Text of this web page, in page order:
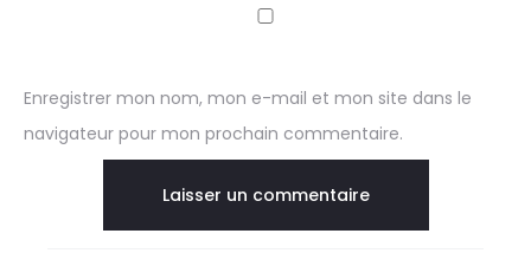
Enregistrer mon nom, mon e-mail et mon site dans le
navigateur pour mon prochain commentaire.